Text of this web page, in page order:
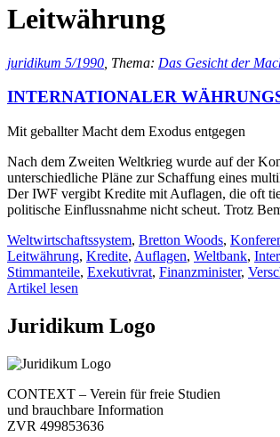
Leitwährung
juridikum 5/1990 , Thema: Das Gesicht der
INTERNATIONALER
Mit geballter Macht dem Exodus entgegen
Nach dem Zweiten Weltkrieg wurde auf der
unterschiedliche Pläne zur Schaffung eines
Der IWF vergibt Kredite mit Auflagen, die oft
politische Einflussnahme nicht scheut. Trotz
Weltwirtschaftssystem, Bretton Woods,
Leitwährung, Kredite, Auflagen, Weltbank,
Stimmanteile, Exekutivrat, Finanzminister,
Artikel lesen
Juridikum Logo
CONTEXT – Verein für freie Studien
und brauchbare Information
ZVR 499853636